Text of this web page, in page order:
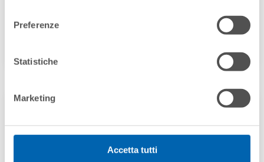
Preferenze
Statistiche
Marketing
Accetta tutti